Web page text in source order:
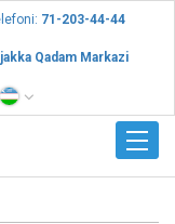
71-203-44-44
Qadam Markazi